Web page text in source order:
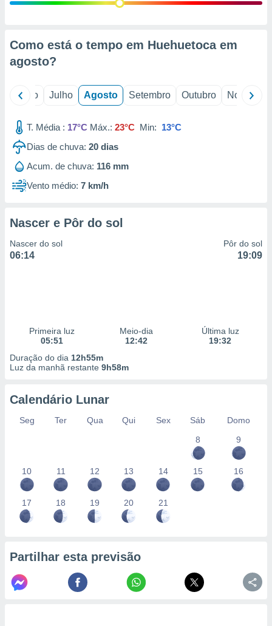
estudos
1199
Como está o tempo em Huehuetoca em
agosto?
Junho Julho Agosto Setembro Outubro Novembro
T. Média : 17°C Máx.: 23°C Min: 13°C
Dias de chuva: 20 dias
Acum. de chuva: 116 mm
Vento médio: 7 km/h
Nascer e Pôr do sol
Nascer do sol
06:14
Pôr do sol
19:09
Primeira luz
05:51
Meio-dia
12:42
Última luz
19:32
Duração do dia 12h55m
Luz da manhã restante 9h58m
Calendário Lunar
Seg Ter Qua Qui Sex Sáb
Domo
8
9
10 11 12 13 14 15 16
17 18 19 20 21
Partilhar esta previsão